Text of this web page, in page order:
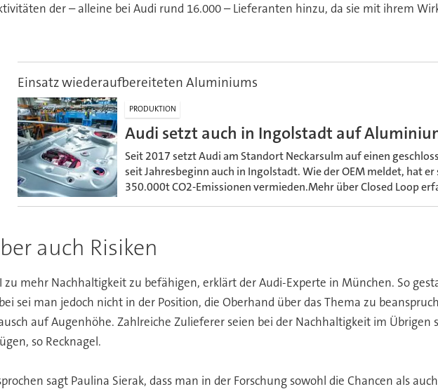
der – alleine bei Audi rund 16.000 – Lieferanten hinzu, da sie mit ihrem
Einsatz wiederaufbereiteten Aluminiums
PRODUKTION
Audi setzt auch in Ingolstadt auf
Seit 2017 setzt Audi am Standort Neckarsulm auf einen
seit Jahresbeginn auch in Ingolstadt. Wie der OEM meldet, hat
350.000t CO2-Emissionen vermieden.Mehr über Closed Loop
auch Risiken
mehr Nachhaltigkeit zu befähigen, erklärt der Audi-Experte in München. So
sei man jedoch nicht in der Position, die Oberhand über das Thema zu
auf Augenhöhe. Zahlreiche Zulieferer seien bei der Nachhaltigkeit im
so Recknagel.
sagt Paulina Sierak, dass man in der Forschung sowohl die Chancen als